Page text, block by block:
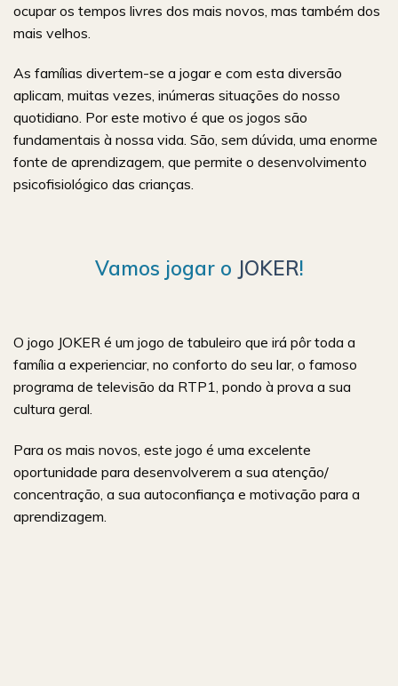
ocupar os tempos livres dos mais novos, mas também dos
mais velhos.
As famílias divertem-se a jogar e com esta diversão
aplicam, muitas vezes, inúmeras situações do nosso
quotidiano. Por este motivo é que os jogos são
fundamentais à nossa vida. São, sem dúvida, uma enorme
fonte de aprendizagem, que permite o desenvolvimento
psicofisiológico das crianças.
Vamos jogar o JOKER!
O jogo JOKER é um jogo de tabuleiro que irá pôr toda a
família a experienciar, no conforto do seu lar, o famoso
programa de televisão da RTP1, pondo à prova a sua
cultura geral.
Para os mais novos, este jogo é uma excelente
oportunidade para desenvolverem a sua atenção/
concentração, a sua autoconfiança e motivação para a
aprendizagem.